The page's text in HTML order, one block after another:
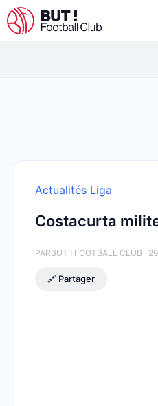
Aller
au
Actualités Liga
Costacurta
PARBUT ! FOOTBALL CLUB-
🔗 Partager